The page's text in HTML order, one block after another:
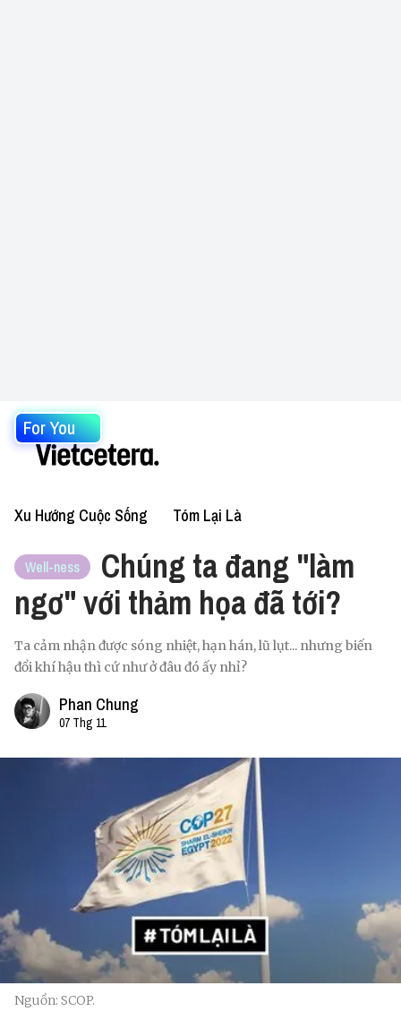
For You
Xu Hướng Cuộc Sống Tóm Lại Là
Well-ness
Chúng ta đang "làm
ngơ" với thảm họa đã tới?
Ta cảm nhận được sóng nhiệt, hạn hán, lũ lụt... nhưng biến
đổi khí hậu thì cứ như ở đâu đó ấy nhỉ?
Phan Chung
07 Thg 11
Nguồn: SCOP.